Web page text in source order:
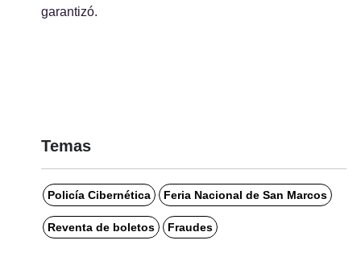
garantizó.
Temas
Policía Cibernética Feria Nacional de San Marcos
Reventa de boletos Fraudes